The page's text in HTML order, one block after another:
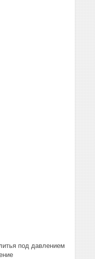
под давлением